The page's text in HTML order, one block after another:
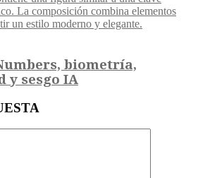
biometría,
y sesgo IA